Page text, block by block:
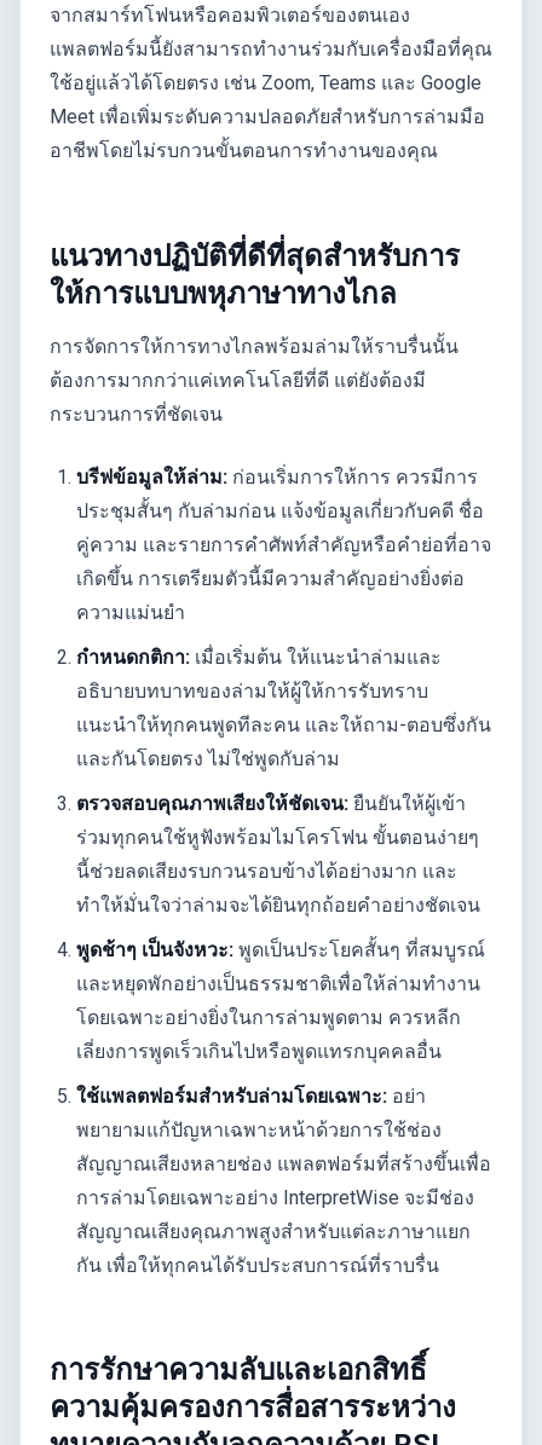
จากสมาร์ทโฟนหรือคอมพิวเตอร์ของตนเอง
แพลตฟอร์มนี้ยังสามารถทำงานร่วมกับเครื่องมือที่คุณ
ใช้อยู่แล้วได้โดยตรง เช่น Zoom, Teams และ Google
Meet เพื่อเพิ่มระดับความปลอดภัยสำหรับการล่ามมือ
อาชีพโดยไม่รบกวนขั้นตอนการทำงานของคุณ
แนวทางปฏิบัติที่ดีที่สุดสำหรับการ
ให้การแบบพหุภาษาทางไกล
การจัดการให้การทางไกลพร้อมล่ามให้ราบรื่นนั้น
ต้องการมากกว่าแค่เทคโนโลยีที่ดี แต่ยังต้องมี
กระบวนการที่ชัดเจน
บรีฟข้อมูลให้ล่าม: ก่อนเริ่มการให้การ ควรมีการ
ประชุมสั้นๆ กับล่ามก่อน แจ้งข้อมูลเกี่ยวกับคดี ชื่อ
คู่ความ และรายการคำศัพท์สำคัญหรือคำย่อที่อาจ
เกิดขึ้น การเตรียมตัวนี้มีความสำคัญอย่างยิ่งต่อ
ความแม่นยำ
กำหนดกติกา: เมื่อเริ่มต้น ให้แนะนำล่ามและ
อธิบายบทบาทของล่ามให้ผู้ให้การรับทราบ
แนะนำให้ทุกคนพูดทีละคน และให้ถาม-ตอบซึ่งกัน
และกันโดยตรง ไม่ใช่พูดกับล่าม
ตรวจสอบคุณภาพเสียงให้ชัดเจน: ยืนยันให้ผู้เข้า
ร่วมทุกคนใช้หูฟังพร้อมไมโครโฟน ขั้นตอนง่ายๆ
นี้ช่วยลดเสียงรบกวนรอบข้างได้อย่างมาก และ
ทำให้มั่นใจว่าล่ามจะได้ยินทุกถ้อยคำอย่างชัดเจน
พูดช้าๆ เป็นจังหวะ: พูดเป็นประโยคสั้นๆ ที่สมบูรณ์
และหยุดพักอย่างเป็นธรรมชาติเพื่อให้ล่ามทำงาน
โดยเฉพาะอย่างยิ่งในการล่ามพูดตาม ควรหลีก
เลี่ยงการพูดเร็วเกินไปหรือพูดแทรกบุคคลอื่น
ใช้แพลตฟอร์มสำหรับล่ามโดยเฉพาะ: อย่า
พยายามแก้ปัญหาเฉพาะหน้าด้วยการใช้ช่อง
สัญญาณเสียงหลายช่อง แพลตฟอร์มที่สร้างขึ้นเพื่อ
การล่ามโดยเฉพาะอย่าง InterpretWise จะมีช่อง
สัญญาณเสียงคุณภาพสูงสำหรับแต่ละภาษาแยก
กัน เพื่อให้ทุกคนได้รับประสบการณ์ที่ราบรื่น
การรักษาความลับและเอกสิทธิ์
ความคุ้มครองการสื่อสารระหว่าง